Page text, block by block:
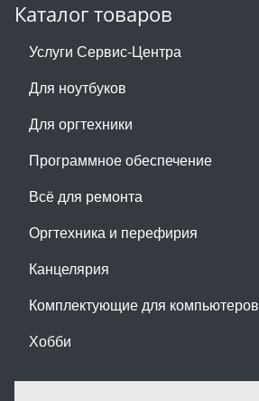
Каталог товаров
Услуги Сервис-Центра
Для ноутбуков
Для оргтехники
Программное обеспечение
Всё для ремонта
Оргтехника и перефирия
Канцелярия
Комплектующие для компьютеров
Хобби